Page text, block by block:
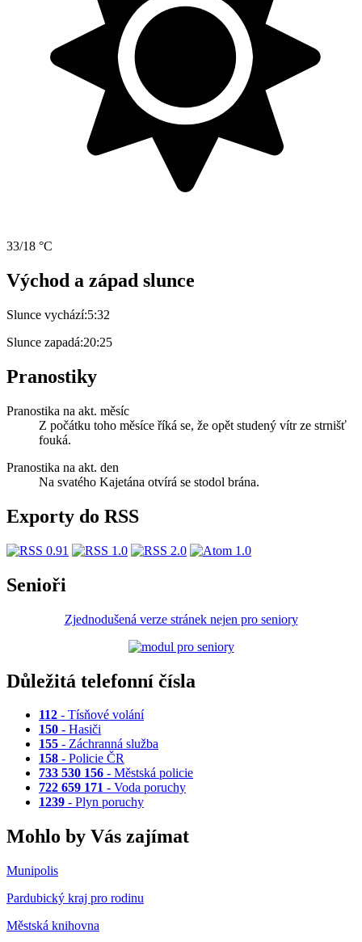
33/18 °C
Východ a západ slunce
Slunce vychází:5:32
Slunce zapadá:20:25
Pranostiky
Pranostika na akt. měsíc
Z počátku toho měsíce říká se, že opět studený vítr ze strnišť
fouká.
Pranostika na akt. den
Na svatého Kajetána otvírá se stodol brána.
Exporty do RSS
Senioři
Zjednodušená verze stránek nejen pro seniory
Důležitá telefonní čísla
112 - Tísňové volání
150 - Hasiči
155 - Záchranná služba
158 - Policie ČR
733 530 156 - Městská policie
722 659 171 - Voda poruchy
1239 - Plyn poruchy
Mohlo by Vás zajímat
Munipolis
Pardubický kraj pro rodinu
Městská knihovna